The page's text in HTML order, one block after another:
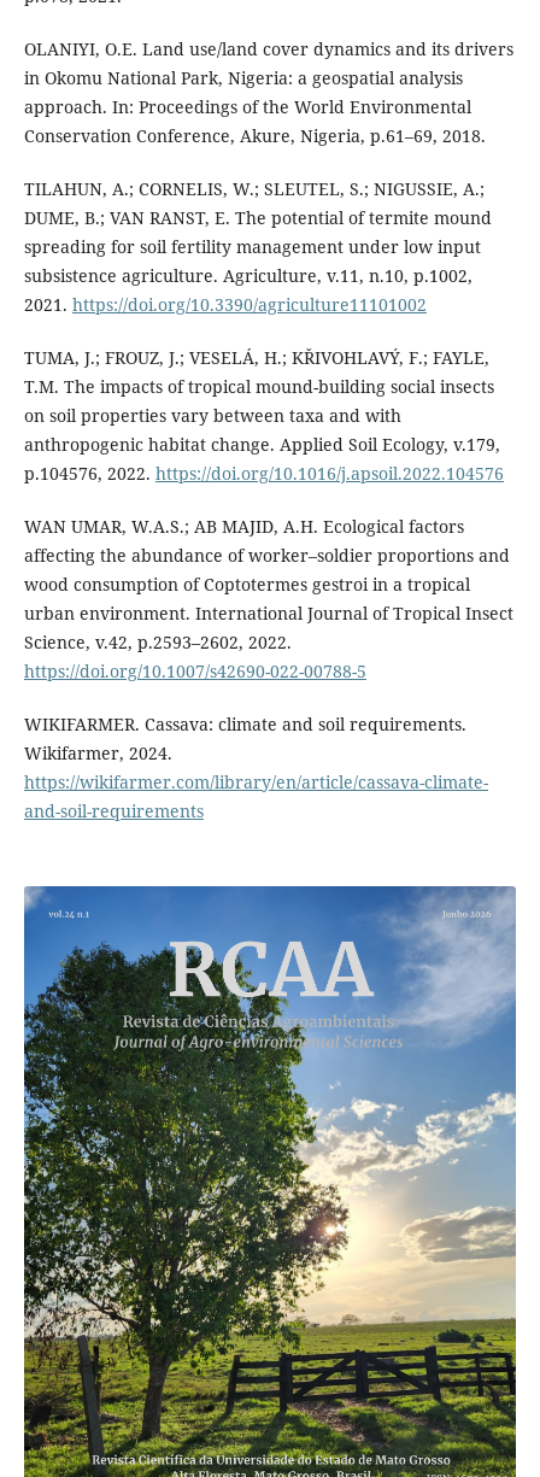
OLANIYI, O.E. Land use/land cover dynamics and its drivers
in Okomu National Park, Nigeria: a geospatial analysis
approach. In: Proceedings of the World Environmental
Conservation Conference, Akure, Nigeria, p.61–69, 2018.
TILAHUN, A.; CORNELIS, W.; SLEUTEL, S.; NIGUSSIE, A.;
DUME, B.; VAN RANST, E. The potential of termite mound
spreading for soil fertility management under low input
subsistence agriculture. Agriculture, v.11, n.10, p.1002,
2021. https://doi.org/10.3390/agriculture11101002
TUMA, J.; FROUZ, J.; VESELÁ, H.; KŘIVOHLAVÝ, F.; FAYLE,
T.M. The impacts of tropical mound-building social insects
on soil properties vary between taxa and with
anthropogenic habitat change. Applied Soil Ecology, v.179,
p.104576, 2022. https://doi.org/10.1016/j.apsoil.2022.104576
WAN UMAR, W.A.S.; AB MAJID, A.H. Ecological factors
affecting the abundance of worker–soldier proportions and
wood consumption of Coptotermes gestroi in a tropical
urban environment. International Journal of Tropical Insect
Science, v.42, p.2593–2602, 2022.
https://doi.org/10.1007/s42690-022-00788-5
WIKIFARMER. Cassava: climate and soil requirements.
Wikifarmer, 2024.
https://wikifarmer.com/library/en/article/cassava-climate-
and-soil-requirements